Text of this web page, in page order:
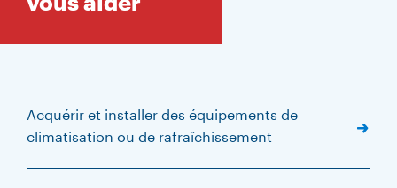
Acquérir et installer des équipements de
climatisation ou de rafraîchissement